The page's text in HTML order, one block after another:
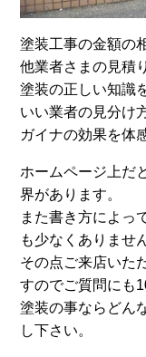
塗装工事の金額の
他業者さまの見積
塗装の正しい知識
いい業者の見分け
ガイナの効果を体
ホームページ上だ
界があります。
また書き方によっ
も少なくありませ
その点ご来店いた
すのでご質問にも
塗装の事ならどん
し下さい。